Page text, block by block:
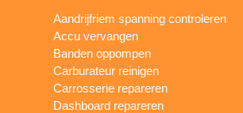
Aandrijfriem spanning controleren
Accu vervangen
Banden oppompen
Carburateur reinigen
Carrosserie repareren
Dashboard repareren